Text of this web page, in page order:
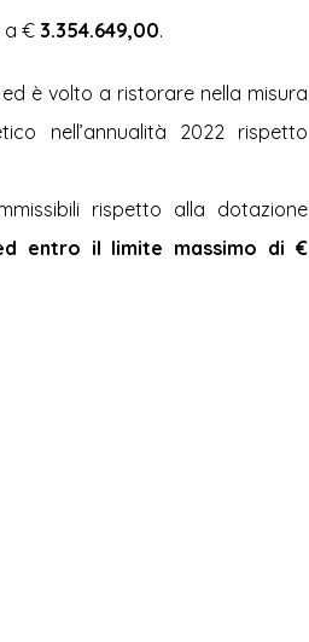
a € 3.354.649,00.
è volto a ristorare nella misura
nell’annualità 2022 rispetto
rispetto alla dotazione
entro il limite massimo di €